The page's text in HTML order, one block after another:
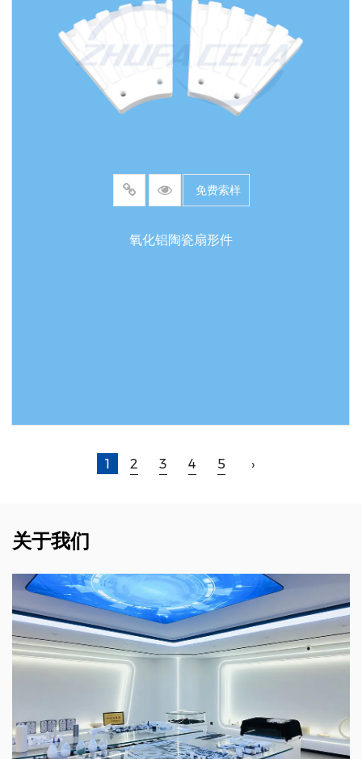
免费索样
氧化铝陶瓷扇形件
1 2 3 4 5 ›
关于我们